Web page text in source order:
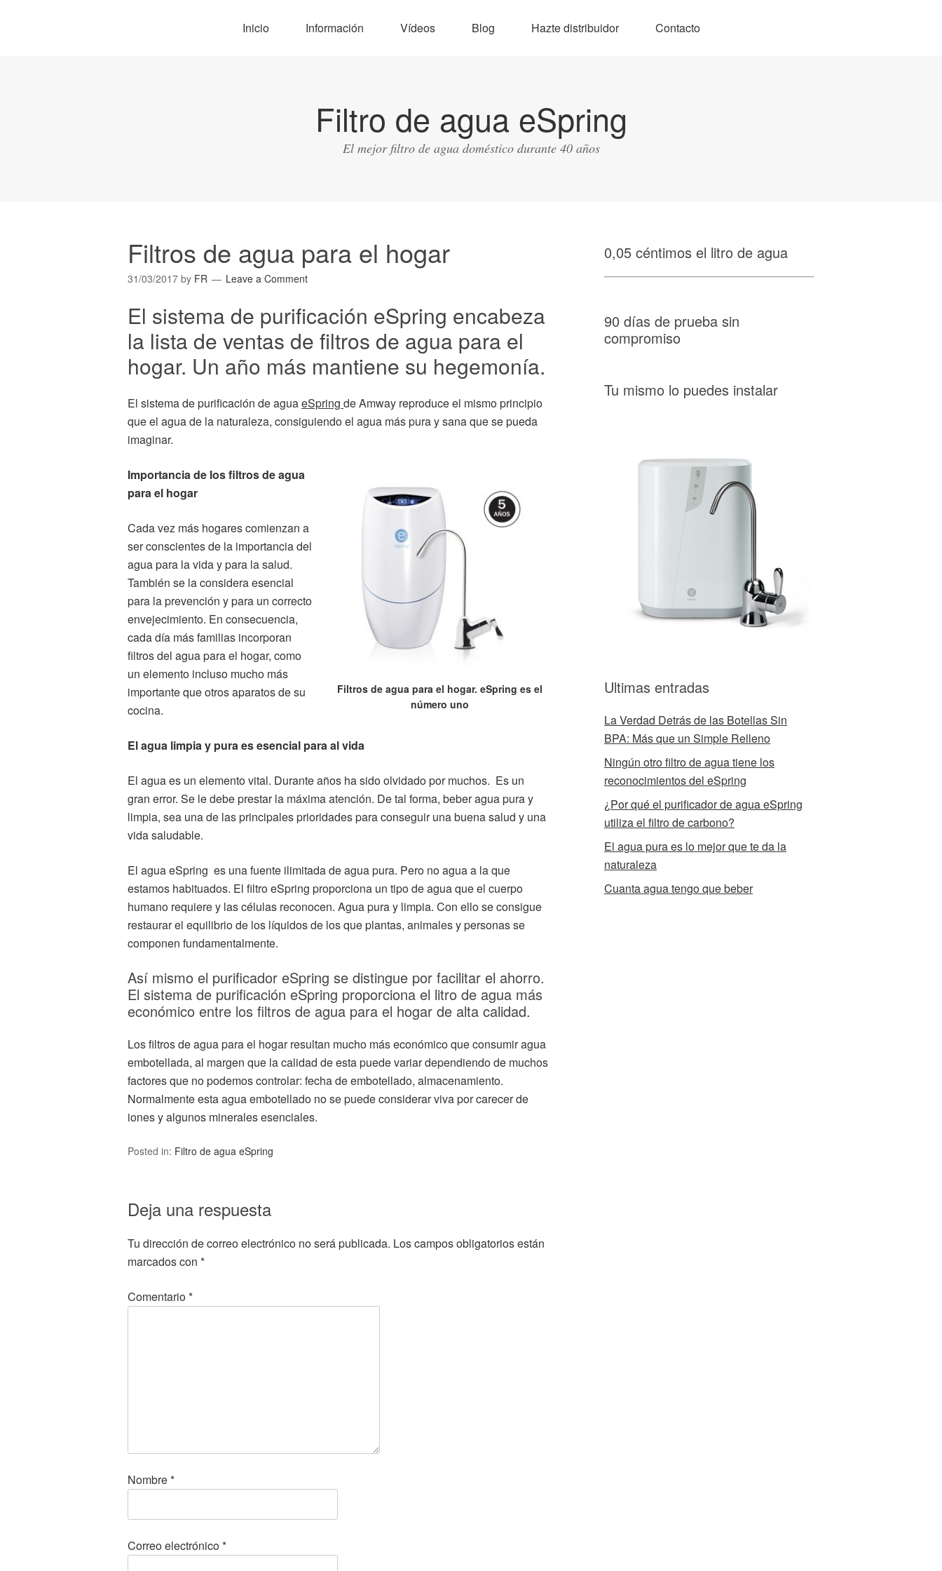
Inicio Información Vídeos Blog Hazte distribuidor Contacto
Filtro de agua eSpring
El mejor filtro de agua doméstico durante 40 años
Filtros de agua para el hogar
31/03/2017 by FR Leave a Comment
El sistema de purificación eSpring encabeza
la lista de ventas de filtros de agua para el
hogar. Un año más mantiene su hegemonía.
El sistema de purificación de aguaeSpring de Amway reproduce el mismo principio
que el agua de la naturaleza, consiguiendo el agua más pura y sana que se pueda
imaginar.
Filtros de agua para el hogar. eSpring es el
número uno
Importancia de los filtros de agua
para el hogar
Cada vez más hogares comienzan a
ser conscientes de la importancia del
agua para la vida y para la salud.
También se la considera esencial
para la prevención y para un correcto
envejecimiento. En consecuencia,
cada día más familias incorporan
filtros del agua para el hogar, como
un elemento incluso mucho más
importante que otros aparatos de su
cocina.
El agua limpia y pura es esencial para al vida
El agua es un elemento vital. Durante años ha sido olvidado por muchos. Es un
gran error. Se le debe prestar la máxima atención. De tal forma, beber agua pura y
limpia, sea una de las principales prioridades para conseguir una buena salud y una
vida saludable.
El agua eSpring es una fuente ilimitada de agua pura. Pero no agua a la que
estamos habituados. El filtro eSpring proporciona un tipo de agua que el cuerpo
humano requiere y las células reconocen. Agua pura y limpia. Con ello se consigue
restaurar el equilibrio de los líquidos de los que plantas, animales y personas se
componen fundamentalmente.
Así mismo el purificador eSpring se distingue por facilitar el ahorro.
El sistema de purificación eSpring proporciona el litro de agua más
económico entre los filtros de agua para el hogar de alta calidad.
Los filtros de agua para el hogar resultan mucho más económico que consumir agua
embotellada, al margen que la calidad de esta puede variar dependiendo de muchos
factores que no podemos controlar: fecha de embotellado, almacenamiento.
Normalmente esta agua embotellado no se puede considerar viva por carecer de
iones y algunos minerales esenciales.
Posted in: Filtro de agua eSpring
Deja una respuesta
Tu dirección de correo electrónico no será publicada. Los campos obligatorios están
marcados con *
Comentario*
Nombre*
Correo electrónico*
0,05 céntimos el litro de agua
90 días de prueba sin
compromiso
Tu mismo lo puedes instalar
Ultimas entradas
La Verdad Detrás de las Botellas Sin
BPA: Más que un Simple Relleno
Ningún otro filtro de agua tiene los
reconocimientos del eSpring
¿Por qué el purificador de agua eSpring
utiliza el filtro de carbono?
El agua pura es lo mejor que te da la
naturaleza
Cuanta agua tengo que beber